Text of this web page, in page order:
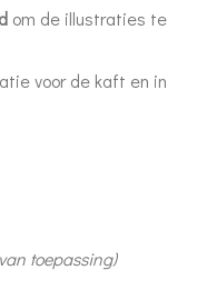
om de illustraties te
voor de kaft en in
toepassing)